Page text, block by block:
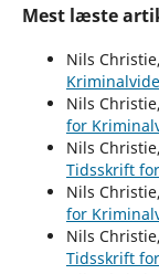
Mest læste
Nils Christie,
Nils Christie,
for
Nils Christie,
Tidsskrift
Nils Christie,
for
Nils Christie,
Tidsskrift